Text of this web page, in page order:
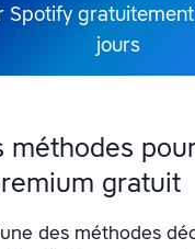
Spotify
jours
méthodes
gratuit
des méthodes